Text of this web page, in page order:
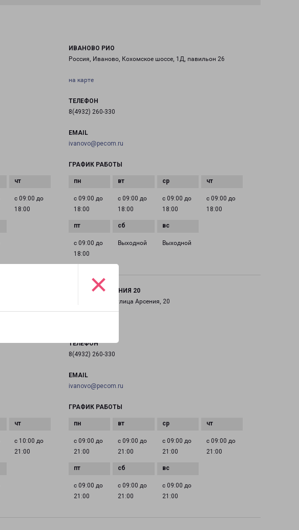
×
с 09:00 до
18:00
ИВАНОВО РИО
Россия, Иваново, Кохомское шоссе, 1Д, павильон 26
на карте
ТЕЛЕФОН
8(4932) 260-330
EMAIL
ivanovo@pecom.ru
ГРАФИК РАБОТЫ
с 09:00 до
18:00
с 09:00 до
18:00
с 09:00 до
18:00
с 09:00 до
18:00
с 09:00 до
18:00
Выходной Выходной
с 10:00 до
21:00
ИВАНОВО АРСЕНИЯ 20
город Иваново, улица Арсения, 20
ТЕЛЕФОН
8(4932) 260-330
EMAIL
ivanovo@pecom.ru
ГРАФИК РАБОТЫ
с 09:00 до
21:00
с 09:00 до
21:00
с 09:00 до
21:00
с 09:00 до
21:00
с 09:00 до
21:00
с 09:00 до
21:00
с 09:00 до
21:00